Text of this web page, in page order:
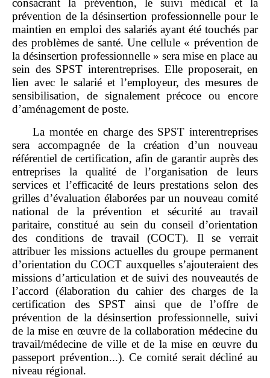
consacrant la prévention, le suivi médical et la
prévention de la désinsertion professionnelle pour le
maintien en emploi des salariés ayant été touchés par
des problèmes de santé. Une cellule « prévention de
la désinsertion professionnelle » sera mise en place au
sein des SPST interentreprises. Elle proposerait, en
lien avec le salarié et l’employeur, des mesures de
sensibilisation, de signalement précoce ou encore
d’aménagement de poste.
La montée en charge des SPST interentreprises
sera accompagnée de la création d’un nouveau
référentiel de certification, afin de garantir auprès des
entreprises la qualité de l’organisation de leurs
services et l’efficacité de leurs prestations selon des
grilles d’évaluation élaborées par un nouveau comité
national de la prévention et sécurité au travail
paritaire, constitué au sein du conseil d’orientation
des conditions de travail (COCT). Il se verrait
attribuer les missions actuelles du groupe permanent
d’orientation du COCT auxquelles s’ajouteraient des
missions d’articulation et de suivi des nouveautés de
l’accord (élaboration du cahier des charges de la
certification des SPST ainsi que de l’offre de
prévention de la désinsertion professionnelle, suivi
de la mise en œuvre de la collaboration médecine du
travail/médecine de ville et de la mise en œuvre du
passeport prévention...). Ce comité serait décliné au
niveau régional.